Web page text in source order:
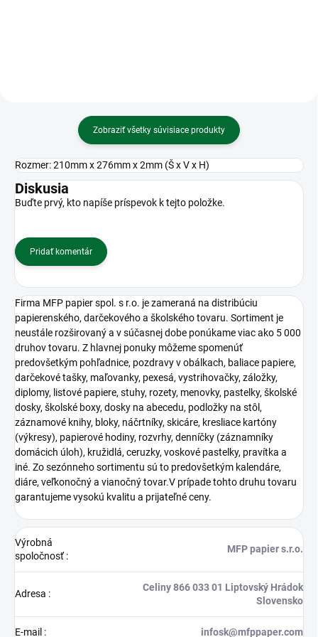
Zobraziť všetky súvisiace produkty
Rozmer: 210mm x 276mm x 2mm (Š x V x H)
Diskusia
Buďte prvý, kto napíše príspevok k tejto položke.
Pridať komentár
Firma MFP papier spol. s r.o. je zameraná na distribúciu
papierenského, darčekového a školského tovaru. Sortiment je
neustále rozširovaný a v súčasnej dobe ponúkame viac ako 5 000
druhov tovaru. Z hlavnej ponuky môžeme spomenúť
predovšetkým pohľadnice, pozdravy v obálkach, baliace papiere,
darčekové tašky, maľovanky, pexesá, vystrihovačky, záložky,
diplomy, listové papiere, stuhy, rozety, menovky, pastelky, školské
dosky, školské boxy, dosky na abecedu, podložky na stôl,
záznamové knihy, bloky, náčrtníky, skicáre, kresliace kartóny
(výkresy), papierové hodiny, rozvrhy, denníčky (záznamníky
domácich úloh), kružidlá, ceruzky, voskové pastelky, pravítka a
iné. Zo sezónneho sortimentu sú to predovšetkým kalendáre,
diáre, veľkonočný a vianočný tovar.V prípade tohto druhu tovaru
garantujeme vysokú kvalitu a prijateľné ceny.
Výrobná
spoločnosť:
MFP papier s.r.o.
Adresa :
Celiny 866 033 01 Liptovský Hrádok
Slovensko
E-mail : infosk@mfppaper.com